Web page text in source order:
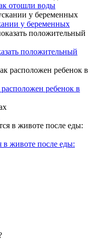
отошли воды
у беременных
положительный
ребенок в
в животе после еды: